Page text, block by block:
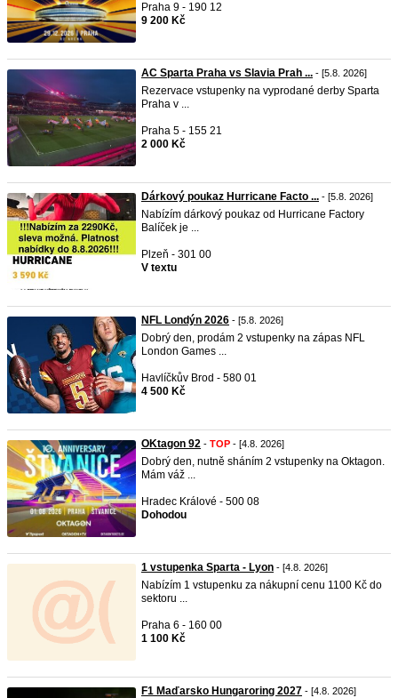
Praha 9 - 190 12
9 200 Kč
AC Sparta Praha vs Slavia Prah ... - [5.8. 2026]
Rezervace vstupenky na vyprodané derby Sparta
Praha v ...
Praha 5 - 155 21
2 000 Kč
Dárkový poukaz Hurricane Facto ... - [5.8. 2026]
Nabízím dárkový poukaz od Hurricane Factory
Balíček je ...
Plzeň - 301 00
V textu
NFL Londýn 2026 - [5.8. 2026]
Dobrý den, prodám 2 vstupenky na zápas NFL
London Games ...
Havlíčkův Brod - 580 01
4 500 Kč
OKtagon 92 - TOP - [4.8. 2026]
Dobrý den, nutně sháním 2 vstupenky na Oktagon.
Mám váž ...
Hradec Králové - 500 08
Dohodou
1 vstupenka Sparta - Lyon - [4.8. 2026]
Nabízím 1 vstupenku za nákupní cenu 1100 Kč do
sektoru ...
Praha 6 - 160 00
1 100 Kč
F1 Maďarsko Hungaroring 2027 - [4.8. 2026]